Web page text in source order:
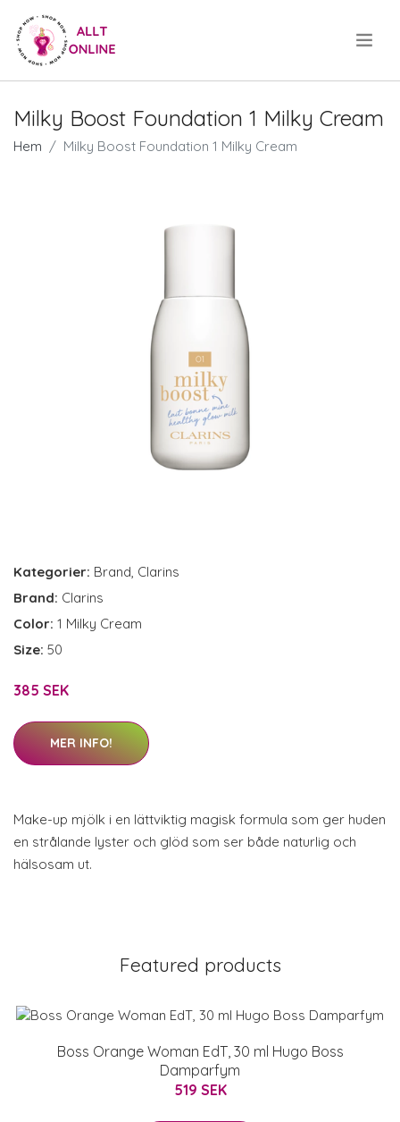
Milky Boost Foundation 1 Milky Cream
Hem Milky Boost Foundation 1 Milky Cream
Kategorier: Brand, Clarins
Brand: Clarins
Color: 1 Milky Cream
Size: 50
385 SEK
MER INFO!
Make-up mjölk i en lättviktig magisk formula som ger huden
en strålande lyster och glöd som ser både naturlig och
hälsosam ut.
Featured products
Boss Orange Woman EdT, 30 ml Hugo Boss
Damparfym
519 SEK